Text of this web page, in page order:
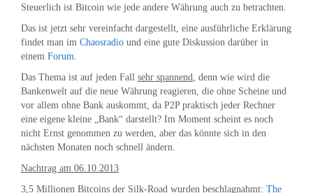
Steuerlich ist Bitcoin wie jede andere Währung auch zu betrachten.
Das ist jetzt sehr vereinfacht dargestellt, eine ausführliche Erklärung
findet man im Chaosradio und eine gute Diskussion darüber in
einem Forum
Das Thema ist auf jeden Fall sehr spannend
, denn wie wird die
Bankenwelt auf die neue Währung reagieren, die ohne Scheine und
vor allem ohne Bank auskommt, da P2P praktisch jeder Rechner
eine eigene kleine „Bank“ darstellt? Im Moment scheint es noch
nicht Ernst genommen zu werden, aber das könnte sich in den
nächsten Monaten noch schnell ändern.
Nachtrag am 06.10.2013
3,5 Millionen Bitcoins der Silk-Road wurden beschlagnahmt: The